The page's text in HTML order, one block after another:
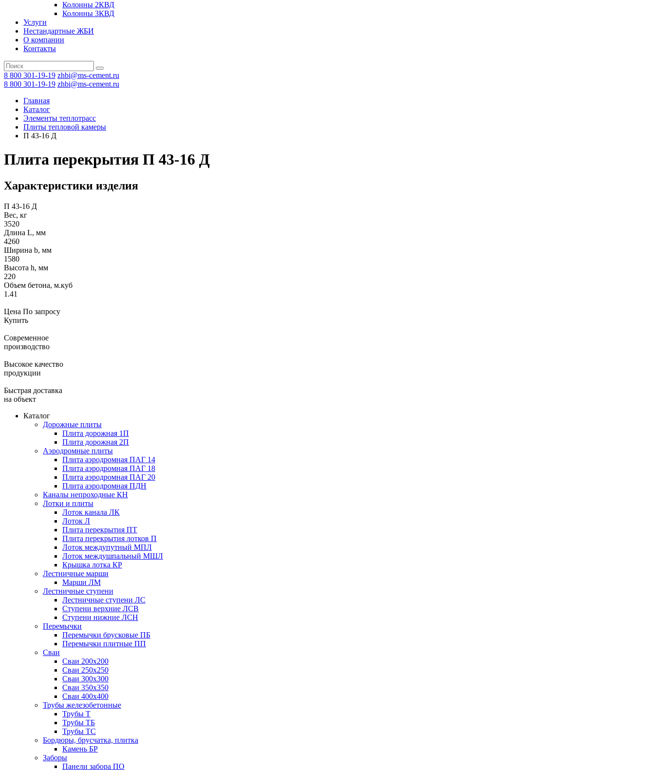
Колонны 2КВД
Колонны 3КВД
Услуги
Нестандартные ЖБИ
О компании
Контакты
8 800 301-19-19 zhbi@ms-cement.ru
8 800 301-19-19 zhbi@ms-cement.ru
Главная
Каталог
Элементы теплотрасс
Плиты тепловой камеры
П 43-16 Д
Плита перекрытия П 43-16 Д
Характеристики изделия
П 43-16 Д
Вес, кг
3520
Длина L, мм
4260
Ширина b, мм
1580
Высота h, мм
220
Объем бетона, м.куб
1.41
Цена По запросу
Купить
Современное
производство
Высокое качество
продукции
Быстрая доставка
на объект
Каталог
Дорожные плиты
Плита дорожная 1П
Плита дорожная 2П
Аэродромные плиты
Плита аэродромная ПАГ 14
Плита аэродромная ПАГ 18
Плита аэродромная ПАГ 20
Плита аэродромная ПДН
Каналы непроходные КН
Лотки и плиты
Лоток канала ЛК
Лоток Л
Плита перекрытия ПТ
Плита перекрытия лотков П
Лоток междупутный МПЛ
Лоток междушпальный МШЛ
Крышка лотка КР
Лестничные марши
Марши ЛМ
Лестничные ступени
Лестничные ступени ЛС
Ступени верхние ЛСВ
Ступени нижние ЛСН
Перемычки
Перемычки брусковые ПБ
Перемычки плитные ПП
Сваи
Сваи 200х200
Сваи 250х250
Сваи 300х300
Сваи 350х350
Сваи 400х400
Трубы железобетонные
Трубы Т
Трубы ТБ
Трубы ТС
Бордюры, брусчатка, плитка
Камень БР
Заборы
Панели забора ПО